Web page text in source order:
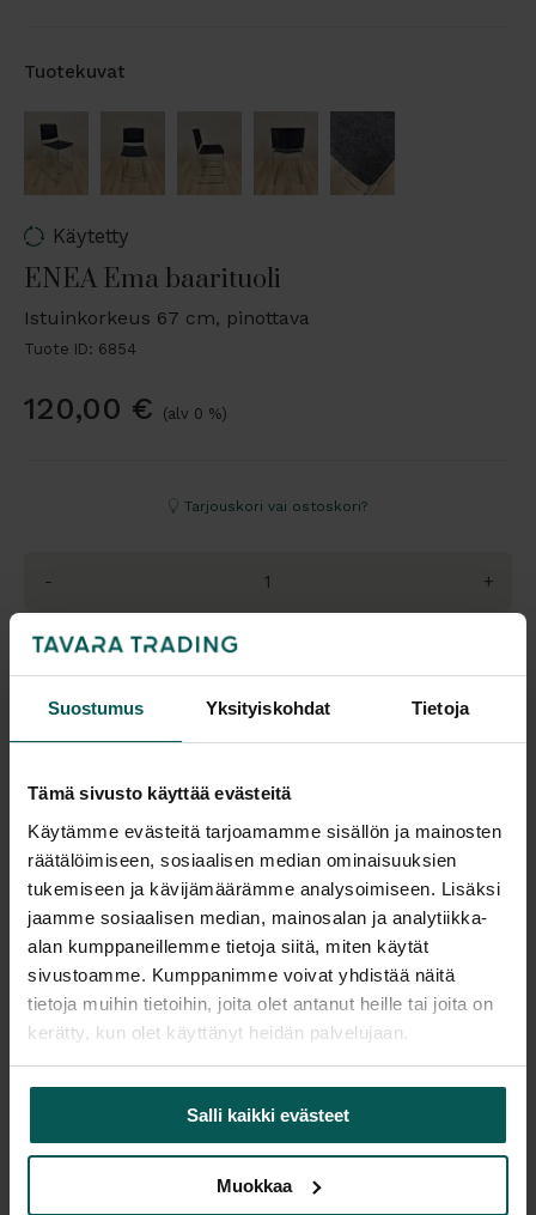
Suostumus Yksityiskohdat Tietoja
Tämä sivusto käyttää evästeitä
Käytämme evästeitä tarjoamamme sisällön ja mainosten
räätälöimiseen, sosiaalisen median ominaisuuksien
tukemiseen ja kävijämäärämme analysoimiseen. Lisäksi
jaamme sosiaalisen median, mainosalan ja analytiikka-
alan kumppaneillemme tietoja siitä, miten käytät
sivustoamme. Kumppanimme voivat yhdistää näitä
tietoja muihin tietoihin, joita olet antanut heille tai joita on
kerätty, kun olet käyttänyt heidän palvelujaan.
Salli kaikki evästeet
Muokkaa
Tuotekuvat
Käytetty
ENEA Ema baarituoli
Istuinkorkeus 67 cm, pinottava
Tuote ID: 6854
120,00 € (alv 0 %)
Tarjouskori vai ostoskori?
- +
Tampere: Tuotetta on varastossa 0 kpl (voit tilata myymälään,
veloitamme mahdollisesti siirtomaksun)
Tulosta tuotekortti
Tuotekuvaus
Design: Lievore Altherr Molina
Istuinkorkeus 67 cm